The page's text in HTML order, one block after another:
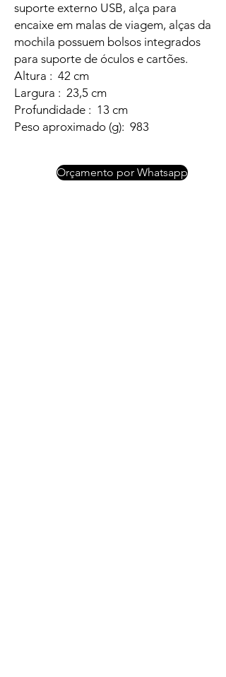
suporte externo USB, alça para
encaixe em malas de viagem, alças da
mochila possuem bolsos integrados
para suporte de óculos e cartões.
Altura : 42 cm
Largura : 23,5 cm
Profundidade : 13 cm
Peso aproximado (g): 983
Orçamento por Whatsapp